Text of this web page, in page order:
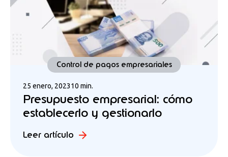
Control de pagos empresariales
25 enero, 202310 min.
Presupuesto empresarial: cómo
establecerlo y gestionarlo
Leer artículo